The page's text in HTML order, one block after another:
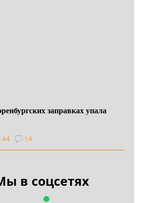
заправках упала
14
в соцсетях